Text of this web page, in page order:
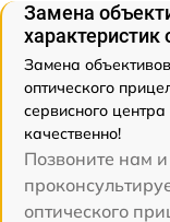
Замена
характеристик
Замена
оптического
сервисного
качественно!
Позвоните нам
оптического